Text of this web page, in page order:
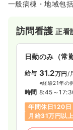
一般病棟・地域包
訪問看護正看
日勤のみ（常
給与 31.2万円 /
※経験21年の
時間 8:45～
年間休日120日
月給31万円以